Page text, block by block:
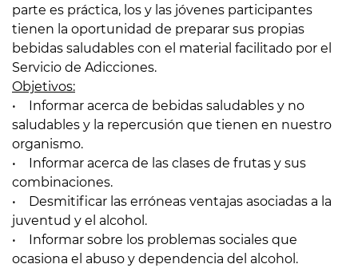
parte es práctica, los y las jóvenes participantes
tienen la oportunidad de preparar sus propias
bebidas saludables con el material facilitado por el
Servicio de Adicciones.
Objetivos:
• Informar acerca de bebidas saludables y no
saludables y la repercusión que tienen en nuestro
organismo.
• Informar acerca de las clases de frutas y sus
combinaciones.
• Desmitificar las erróneas ventajas asociadas a la
juventud y el alcohol.
• Informar sobre los problemas sociales que
ocasiona el abuso y dependencia del alcohol.